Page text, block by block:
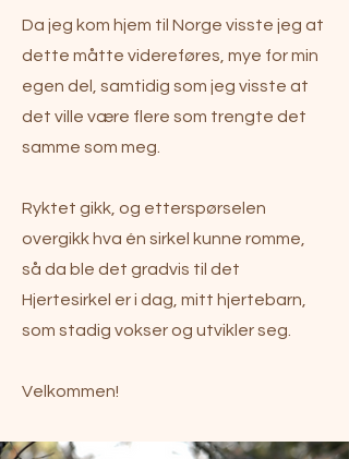
Da jeg kom hjem til Norge visste jeg at
dette måtte videreføres, mye for min
egen del, samtidig som jeg visste at
det ville være flere som trengte det
samme som meg.
Ryktet gikk, og etterspørselen
overgikk hva én sirkel kunne romme,
så da ble det gradvis til det
Hjertesirkel er i dag, mitt hjertebarn,
som stadig vokser og utvikler seg.
Velkommen!